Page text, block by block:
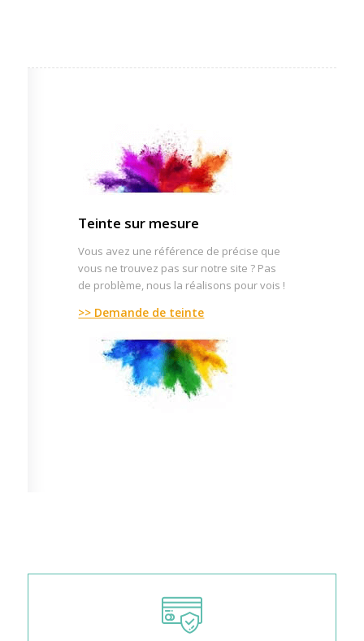
Teinte sur mesure
Vous avez une référence de précise que
vous ne trouvez pas sur notre site ? Pas
de problème, nous la réalisons pour vois !
>> Demande de teinte